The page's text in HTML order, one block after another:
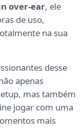
over-ear, ele
de uso,
na sua
desse
apenas
mas também
jogar com uma
mais